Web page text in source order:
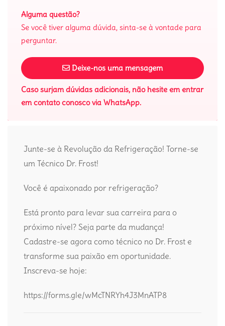
Alguma questão?
Se você tiver alguma dúvida, sinta-se à vontade para
perguntar.
Deixe-nos uma mensagem
Caso surjam dúvidas adicionais, não hesite em entrar
em contato conosco via WhatsApp.
Junte-se à Revolução da Refrigeração! Torne-se
um Técnico Dr. Frost!
Você é apaixonado por refrigeração?
Está pronto para levar sua carreira para o
próximo nível? Seja parte da mudança!
Cadastre-se agora como técnico no Dr. Frost e
transforme sua paixão em oportunidade.
Inscreva-se hoje:
https://forms.gle/wMcTNRYh4J3MnATP8